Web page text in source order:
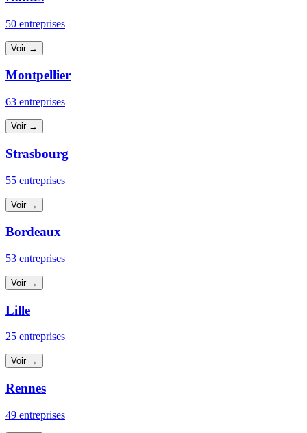
50 entreprises
Voir →
Montpellier
63 entreprises
Voir →
Strasbourg
55 entreprises
Voir →
Bordeaux
53 entreprises
Voir →
Lille
25 entreprises
Voir →
Rennes
49 entreprises